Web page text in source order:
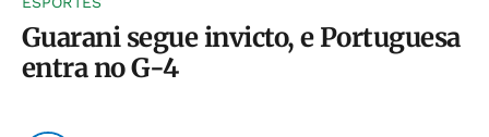
Guarani segue invicto, e Portuguesa
entra no G-4